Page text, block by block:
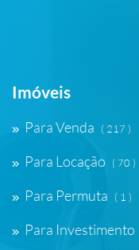
Imóveis
Para Venda ( 217 )
Para Locação ( 70 )
Para Permuta ( 1 )
Para Investimento